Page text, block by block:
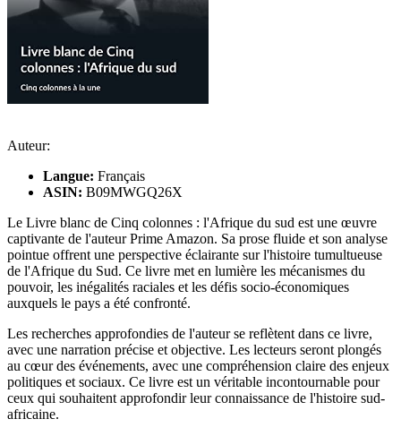
Auteur:
Langue: Français
ASIN: B09MWGQ26X
Le Livre blanc de Cinq colonnes : l'Afrique du sud est une œuvre
captivante de l'auteur Prime Amazon. Sa prose fluide et son analyse
pointue offrent une perspective éclairante sur l'histoire tumultueuse
de l'Afrique du Sud. Ce livre met en lumière les mécanismes du
pouvoir, les inégalités raciales et les défis socio-économiques
auxquels le pays a été confronté.
Les recherches approfondies de l'auteur se reflètent dans ce livre,
avec une narration précise et objective. Les lecteurs seront plongés
au cœur des événements, avec une compréhension claire des enjeux
politiques et sociaux. Ce livre est un véritable incontournable pour
ceux qui souhaitent approfondir leur connaissance de l'histoire sud-
africaine.